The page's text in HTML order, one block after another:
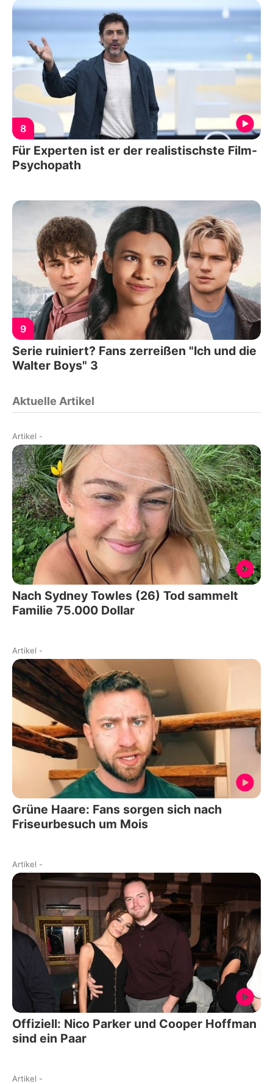
8
Für Experten ist er der realistischste Film-
Psychopath
9
Serie ruiniert? Fans zerreißen "Ich und die
Walter Boys" 3
Aktuelle Artikel
Artikel -
Nach Sydney Towles (26) Tod sammelt
Familie 75.000 Dollar
Artikel -
Grüne Haare: Fans sorgen sich nach
Friseurbesuch um Mois
Artikel -
Offiziell: Nico Parker und Cooper Hoffman
sind ein Paar
Artikel -